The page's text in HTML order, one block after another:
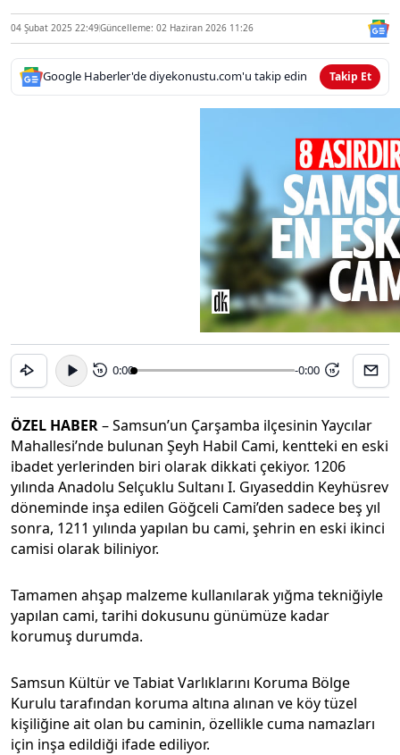
04 Şubat 2025 22:49Güncelleme: 02 Haziran 2026 11:26
Google Haberler'de diyekonustu.com'u takip edin Takip Et
15 0:00 -0:00 15
ÖZEL HABER– Samsun’un Çarşamba ilçesinin Yaycılar
Mahallesi’nde bulunan Şeyh Habil Cami, kentteki en eski
ibadet yerlerinden biri olarak dikkati çekiyor. 1206
yılında Anadolu Selçuklu Sultanı I. Gıyaseddin Keyhüsrev
döneminde inşa edilen Göğceli Cami’den sadece beş yıl
sonra, 1211 yılında yapılan bu cami, şehrin en eski ikinci
camisi olarak biliniyor.
Tamamen ahşap malzeme kullanılarak yığma tekniğiyle
yapılan cami, tarihi dokusunu günümüze kadar
korumuş durumda.
Samsun Kültür ve Tabiat Varlıklarını Koruma Bölge
Kurulu tarafından koruma altına alınan ve köy tüzel
kişiliğine ait olan bu caminin, özellikle cuma namazları
için inşa edildiği ifade ediliyor.